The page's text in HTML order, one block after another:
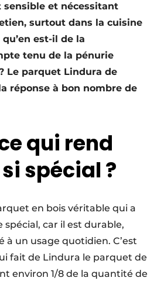
et nécessitant
surtout dans la cuisine
est-il de la
tenu de la pénurie
Le parquet Lindura de
réponse à bon nombre de
qui rend
spécial ?
en bois véritable qui a
spécial, car il est durable,
à un usage quotidien. C’est
fait de Lindura le parquet de
environ 1/8 de la quantité de